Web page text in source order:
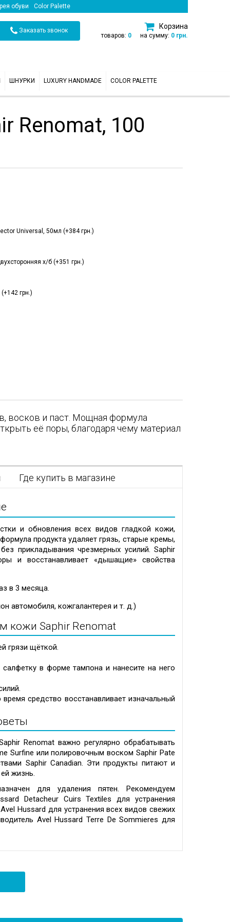
обуви Color Palette
Заказать звонок
Корзина
товаров: 0 на сумму: 0 грн.
ШНУРКИ LUXURY HANDMADE COLOR PALETTE
Renomat, 100
Universal, 50мл (+384 грн.)
х/б (+351 грн.)
грн.)
восков и паст. Мощная формула
её поры, благодаря чему материал
Где купить в магазине
и обновления всех видов гладкой кожи,
продукта удаляет грязь, старые кремы,
прикладывания чрезмерных усилий. Saphir
и восстанавливает «дышащие» свойства
в 3 месяца.
автомобиля, кожгалантерея и т. д.)
кожи Saphir Renomat
грязи щёткой.
в форме тампона и нанесите на него
средство восстанавливает изначальный
Renomat важно регулярно обрабатывать
Surfine или полировочным воском Saphir Pate
Saphir Canadian. Эти продукты питают и
жизнь.
для удаления пятен. Рекомендуем
Detacheur Cuirs Textiles для устранения
Hussard для устранения всех видов свежих
Avel Hussard Terre De Sommieres для